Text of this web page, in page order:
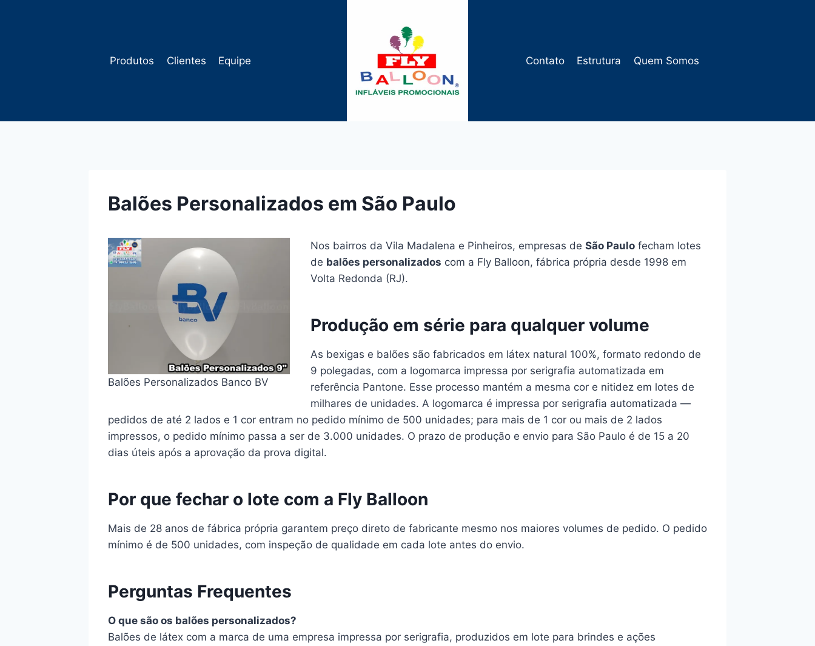
Produtos Clientes Equipe Contato Estrutura Quem Somos
Balões Personalizados em São Paulo
Balões Personalizados Banco BV
Nos bairros da Vila Madalena e Pinheiros, empresas de São Paulofecham lotes
de balões personalizados com a Fly Balloon, fábrica própria desde 1998 em
Volta Redonda (RJ).
Produção em série para qualquer volume
As bexigas e balões são fabricados em látex natural 100%, formato redondo de
9 polegadas, com a logomarca impressa por serigrafia automatizada em
referência Pantone. Esse processo mantém a mesma cor e nitidez em lotes de
milhares de unidades. A logomarca é impressa por serigrafia automatizada —
pedidos de até 2 lados e 1 cor entram no pedido mínimo de 500 unidades; para mais de 1 cor ou mais de 2 lados
impressos, o pedido mínimo passa a ser de 3.000 unidades. O prazo de produção e envio para São Paulo é de 15 a 20
dias úteis após a aprovação da prova digital.
Por que fechar o lote com a Fly Balloon
Mais de 28 anos de fábrica própria garantem preço direto de fabricante mesmo nos maiores volumes de pedido. O pedido
mínimo é de 500 unidades, com inspeção de qualidade em cada lote antes do envio.
Perguntas Frequentes
O que são os balões personalizados?
Balões de látex com a marca de uma empresa impressa por serigrafia, produzidos em lote para brindes e ações